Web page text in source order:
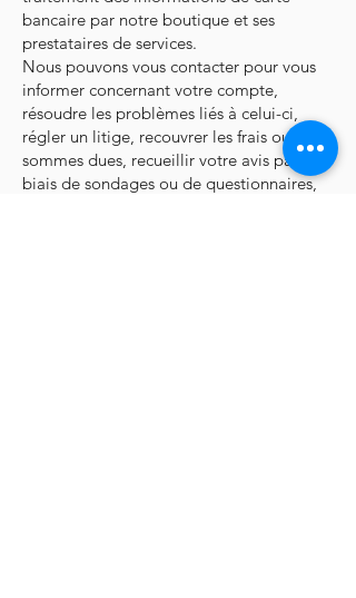
bancaire par notre boutique et ses
prestataires de services.
Nous pouvons vous contacter pour vous
informer concernant votre compte,
résoudre les problèmes liés à celui-ci,
régler un litige, recouvrer les frais ou
sommes dues, recueillir votre avis par le
biais de sondages ou de questionnaires,